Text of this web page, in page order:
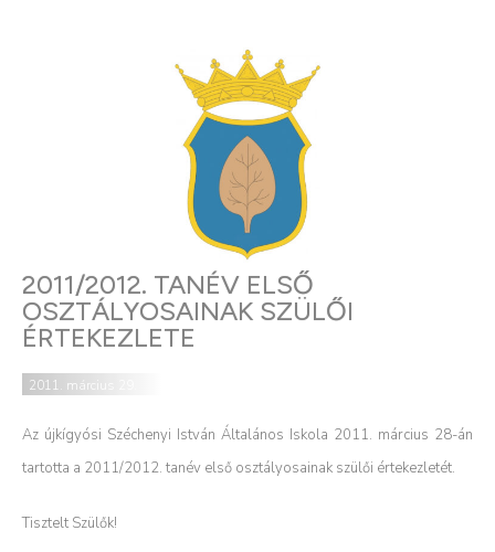
2011/2012. TANÉV ELSŐ
OSZTÁLYOSAINAK SZÜLŐI
ÉRTEKEZLETE
2011. március 29.
Az újkígyósi Széchenyi István Általános Iskola 2011. március 28-án
tartotta a 2011/2012. tanév első osztályosainak szülői értekezletét.
Tisztelt Szülők!